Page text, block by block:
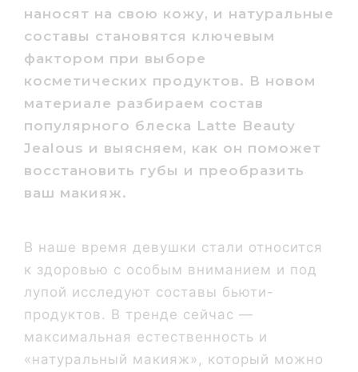
наносят на свою кожу, и натуральные
составы становятся ключевым
фактором при выборе
косметических продуктов. В новом
материале разбираем состав
популярного блеска Latte Beauty
Jealous и выясняем, как он поможет
восстановить губы и преобразить
ваш макияж.
В наше время девушки стали относится
к здоровью с особым вниманием и под
лупой исследуют составы бьюти-
продуктов. В тренде сейчас —
максимальная естественность и
«натуральный макияж», который можно